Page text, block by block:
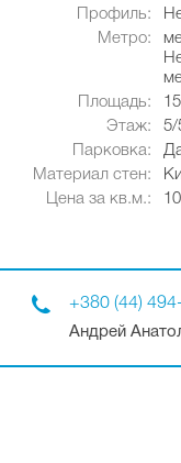
Профиль:
Метро:
Площадь:
Этаж:
5/
Парковка:
Материал стен:
Цена за кв.м.:
+380 (44)
Андрей